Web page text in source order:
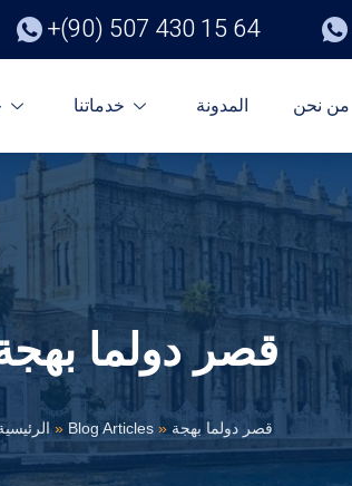
+(90) 507 430 15 64
خدماتنا المدونة من نحن
قصر دولما
» Blog Articles » قصر دولما بهجة